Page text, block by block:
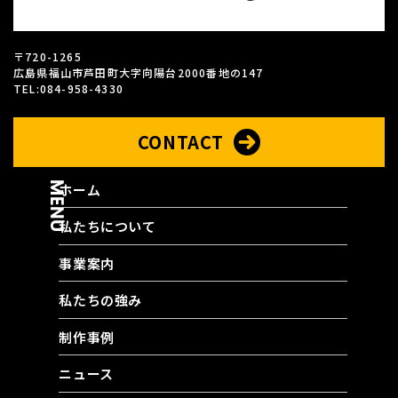
〒720-1265
広島県福山市芦田町大字向陽台2000番地の147
TEL:084-958-4330
CONTACT
MENUホーム
私たちについて
事業案内
私たちの強み
制作事例
ニュース